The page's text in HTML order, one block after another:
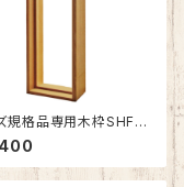
規格品専用木枠SHF-Z